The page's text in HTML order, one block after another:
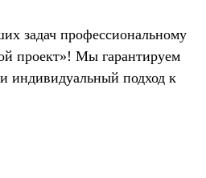
задач профессиональному
проект»! Мы гарантируем
индивидуальный подход к